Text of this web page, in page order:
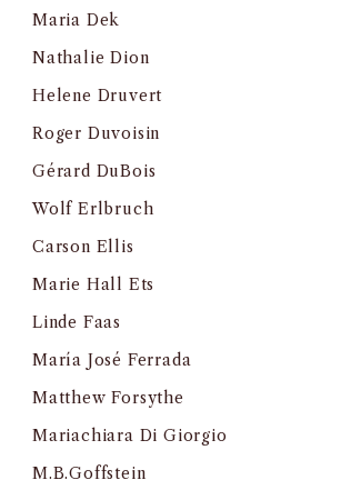
Maria Dek
Nathalie Dion
Helene Druvert
Roger Duvoisin
Gérard DuBois
Wolf Erlbruch
Carson Ellis
Marie Hall Ets
Linde Faas
María José Ferrada
Matthew Forsythe
Mariachiara Di Giorgio
M.B.Goffstein